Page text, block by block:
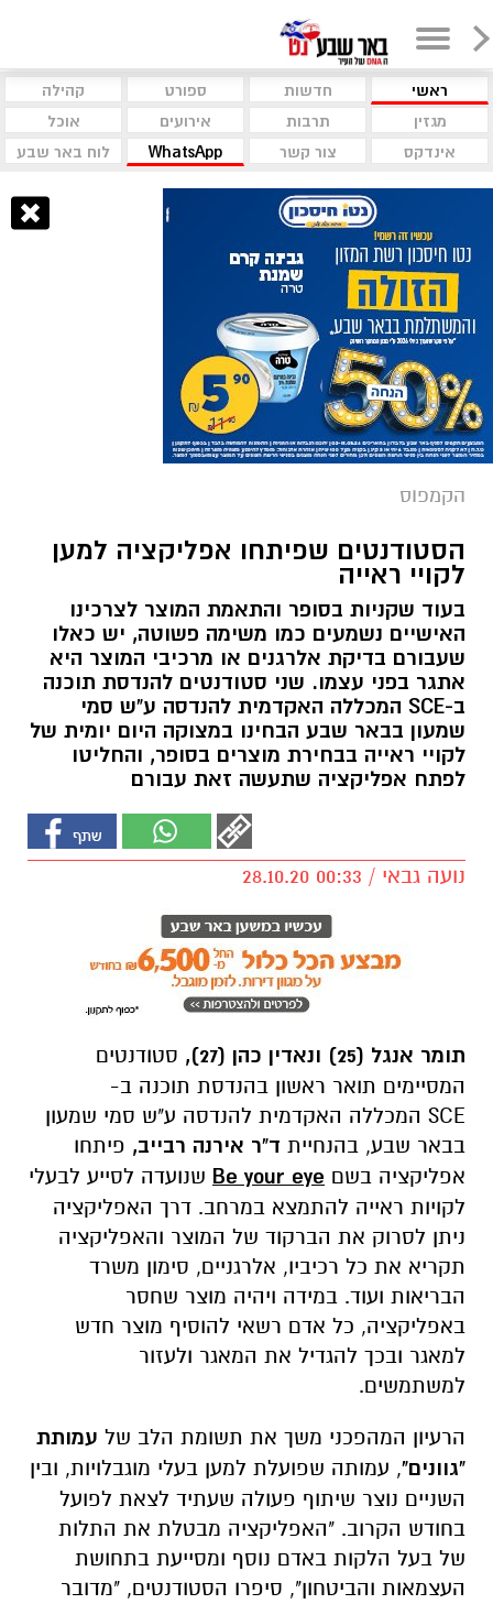
ראשי חדשות ספורט
קהילה
מגזין
תרבות אירועים
אוכל
אינדקס
צור קשר WhatsApp לוח באר שבע
הקמפוס
הסטודנטים שפיתחו אפליקציה למען
לקויי ראייה
בעוד שקניות בסופר והתאמת המוצר לצרכינו
האישיים נשמעים כמו משימה פשוטה, יש כאלו
שעבורם בדיקת אלרגנים או מרכיבי המוצר היא
אתגר בפני עצמו. שני סטודנטים להנדסת תוכנה
ב-SCE המכללה האקדמית להנדסה ע"ש סמי
שמעון בבאר שבע הבחינו במצוקה היום יומית של
לקויי ראייה בבחירת מוצרים בסופר, והחליטו
לפתח אפליקציה שתעשה זאת עבורם
נועה גבאי / 00:33 28.10.20
תומר אנגל (25) ונאדין כהן (27),
סטודנטים
המסיימים תואר ראשון בהנדסת תוכנה ב-
SCE המכללה האקדמית להנדסה ע"ש סמי שמעון
בבאר שבע, בהנחיית ד"ר אירנה רבייב, פיתחו
אפליקציה בשם Be your eye שנועדה לסייע לבעלי
לקויות ראייה להתמצא במרחב. דרך האפליקציה
ניתן לסרוק את הברקוד של המוצר והאפליקציה
תקריא את כל רכיביו, אלרגניים, סימון משרד
הבריאות ועוד. במידה ויהיה מוצר שחסר
באפליקציה, כל אדם רשאי להוסיף מוצר חדש
למאגר ובכך להגדיל את המאגר ולעזור
למשתמשים.
הרעיון המהפכני משך את תשומת הלב של עמותת
"גוונים", עמותה שפועלת למען בעלי מוגבלויות, ובין
השניים נוצר שיתוף פעולה שעתיד לצאת לפועל
בחודש הקרוב. "האפליקציה מבטלת את התלות
של בעל הלקות באדם נוסף ומסייעת בתחושת
העצמאות והביטחון", סיפרו הסטודנטים, "מדובר